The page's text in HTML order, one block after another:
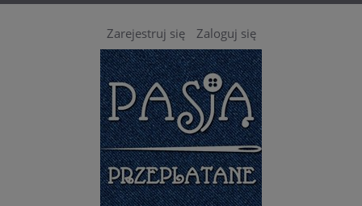
Zarejestruj się Zaloguj się